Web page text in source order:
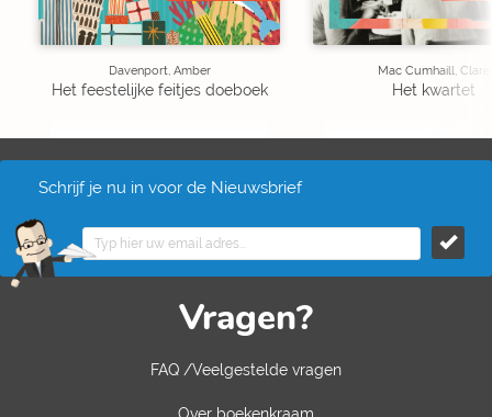
Davenport, Amber
Het feestelijke feitjes doeboek
Mac Cumhaill, Clare
Het kwartet
Schrijf je nu in voor de Nieuwsbrief
Vragen?
FAQ /Veelgestelde vragen